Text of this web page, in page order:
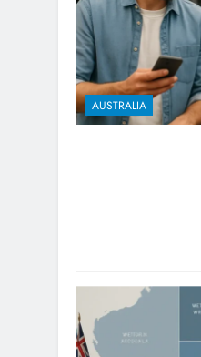
AUSTRALIA